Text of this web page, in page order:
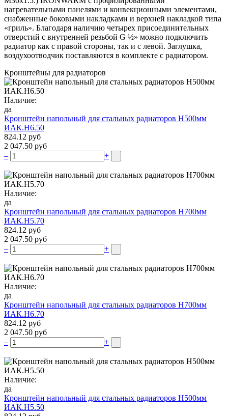
нагревательными панелями и конвекционными элементами,
снабженные боковыми накладками и верхней накладкой типа
«гриль». Благодаря наличию четырех присоединительных
отверстий с внутренней резьбой G ½» можно подключить
радиатор как с правой стороны, так и с левой. Заглушка,
воздухоотводчик поставляются в комплекте с радиатором.
Кронштейны для радиаторов
Наличие:
да
Кронштейн напольный для стальных радиаторов Н500мм
ИАК.Н6.50
824.12 руб
2 047.50 руб
–
+
Наличие:
да
Кронштейн напольный для стальных радиаторов Н700мм
ИАК.Н5.70
824.12 руб
2 047.50 руб
–
+
Наличие:
да
Кронштейн напольный для стальных радиаторов Н700мм
ИАК.Н6.70
824.12 руб
2 047.50 руб
–
+
Наличие:
да
Кронштейн напольный для стальных радиаторов Н500мм
ИАК.Н5.50